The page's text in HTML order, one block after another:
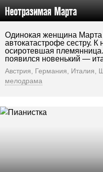
Неотразимая Марта
Одинокая женщина Марта
автокатастрофе сестру. К
осиротевшая
появился новенький —
Австрия, Германия, Италия,
мелодрама